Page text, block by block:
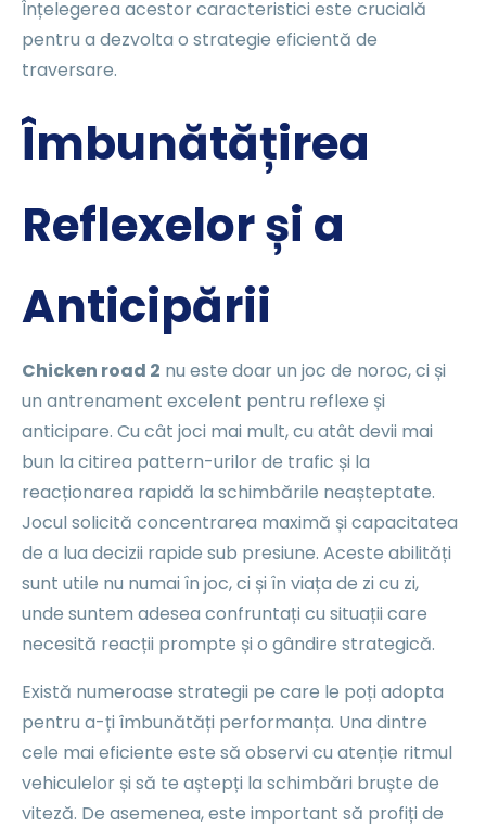
Înțelegerea acestor caracteristici este crucială
pentru a dezvolta o strategie eficientă de
traversare.
Îmbunătățirea
Reflexelor și a
Anticipării
Chicken road 2 nu este doar un joc de noroc, ci și
un antrenament excelent pentru reflexe și
anticipare. Cu cât joci mai mult, cu atât devii mai
bun la citirea pattern-urilor de trafic și la
reacționarea rapidă la schimbările neașteptate.
Jocul solicită concentrarea maximă și capacitatea
de a lua decizii rapide sub presiune. Aceste abilități
sunt utile nu numai în joc, ci și în viața de zi cu zi,
unde suntem adesea confruntați cu situații care
necesită reacții prompte și o gândire strategică.
Există numeroase strategii pe care le poți adopta
pentru a-ți îmbunătăți performanța. Una dintre
cele mai eficiente este să observi cu atenție ritmul
vehiculelor și să te aștepți la schimbări bruște de
viteză. De asemenea, este important să profiți de